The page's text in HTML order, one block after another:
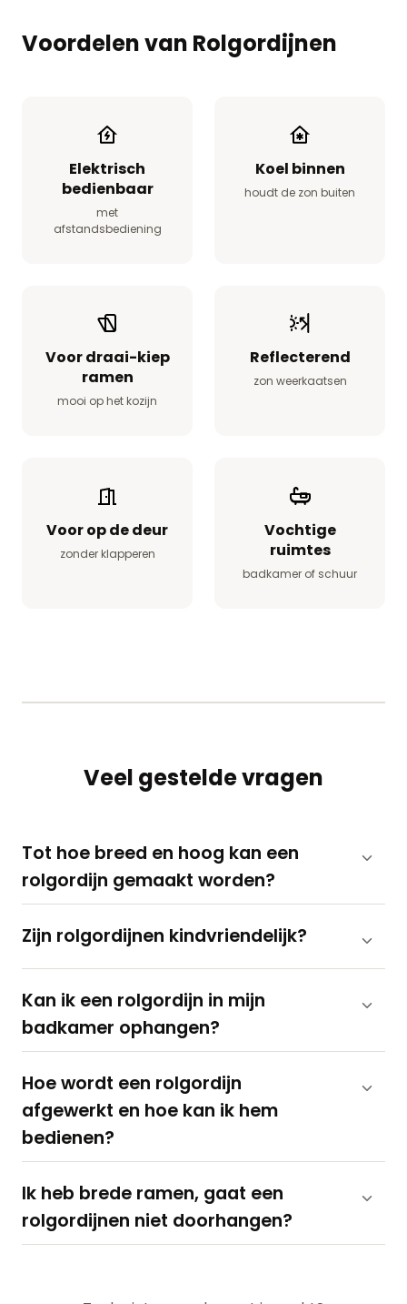
Voordelen van Rolgordijnen
Elektrisch
bedienbaar
met
afstandsbediening
Koel binnen
houdt de zon buiten
Voor draai-kiep
ramen
mooi op het kozijn
Reflecterend
zon weerkaatsen
Voor op de deur
zonder klapperen
Vochtige
ruimtes
badkamer of schuur
Veel gestelde vragen
Tot hoe breed en hoog kan een
rolgordijn gemaakt worden?
Zijn rolgordijnen kindvriendelijk?
Kan ik een rolgordijn in mijn
badkamer ophangen?
Hoe wordt een rolgordijn
afgewerkt en hoe kan ik hem
bedienen?
Ik heb brede ramen, gaat een
rolgordijnen niet doorhangen?